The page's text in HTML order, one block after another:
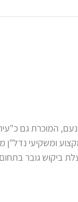
המוכרת גם
ומשקיעי נדל"ן
ביקוש גובר